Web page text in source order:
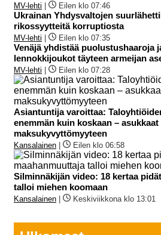
MV-lehti Eilen klo 07:46
Ukrainan Yhdysvaltojen
rikossyytteitä korruptiosta
MV-lehti Eilen klo 07:35
Venäjä yhdistää puolustushaaroja
lennokkijoukot täyteen armeijan
MV-lehti Eilen klo 07:28
Asiantuntija varoittaa:
enemmän kuin koskaan –
maksukyvyttömyyteen
Kansalainen Eilen klo 06:58
Silminnäkijän video: 18 kertaa
talloi miehen koomaan
Kansalainen Keskiviikkona klo 13:01